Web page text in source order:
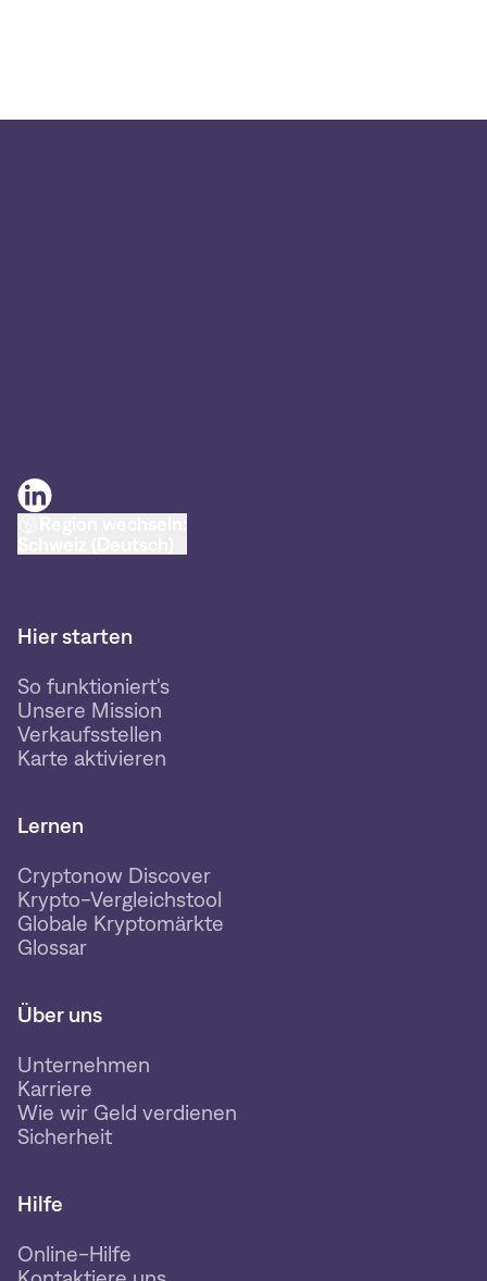
Hier starten
So funktioniert's
Unsere Mission
Verkaufsstellen
Karte aktivieren
Lernen
Cryptonow Discover
Krypto-Vergleichstool
Globale Kryptomärkte
Glossar
Über uns
Unternehmen
Karriere
Wie wir Geld verdienen
Sicherheit
Hilfe
Online-Hilfe